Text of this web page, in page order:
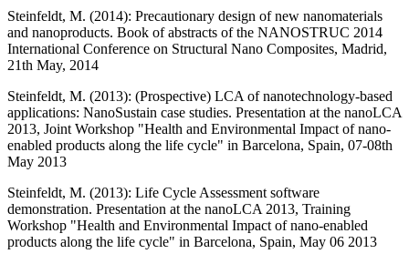
Steinfeldt, M. (2014): Precautionary design of new nanomaterials
and nanoproducts. Book of abstracts of the NANOSTRUC 2014
International Conference on Structural Nano Composites, Madrid,
21th May, 2014
Steinfeldt, M. (2013): (Prospective) LCA of nanotechnology-based
applications: NanoSustain case studies. Presentation at the nanoLCA
2013, Joint Workshop "Health and Environmental Impact of nano-
enabled products along the life cycle" in Barcelona, Spain, 07-08th
May 2013
Steinfeldt, M. (2013): Life Cycle Assessment software
demonstration. Presentation at the nanoLCA 2013, Training
Workshop "Health and Environmental Impact of nano-enabled
products along the life cycle" in Barcelona, Spain, May 06 2013